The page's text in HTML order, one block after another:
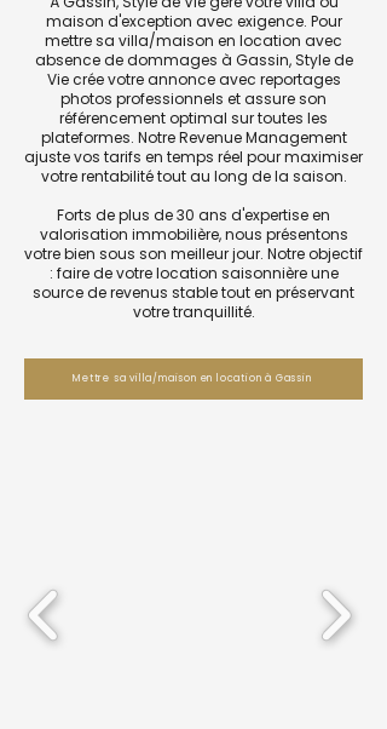
maison d'exception avec exigence. Pour
mettre sa villa/maison en location avec
absence de dommages à Gassin, Style de
Vie crée votre annonce avec reportages
photos professionnels et assure son
référencement optimal sur toutes les
plateformes. Notre Revenue Management
ajuste vos tarifs en temps réel pour maximiser
votre rentabilité tout au long de la saison.
Forts de plus de 30 ans d'expertise en
valorisation immobilière, nous présentons
votre bien sous son meilleur jour. Notre objectif
: faire de votre location saisonnière une
source de revenus stable tout en préservant
votre tranquillité.
Mettre sa villa/maison en location à Gassin